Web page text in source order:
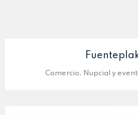
Comercio, Nupcial y